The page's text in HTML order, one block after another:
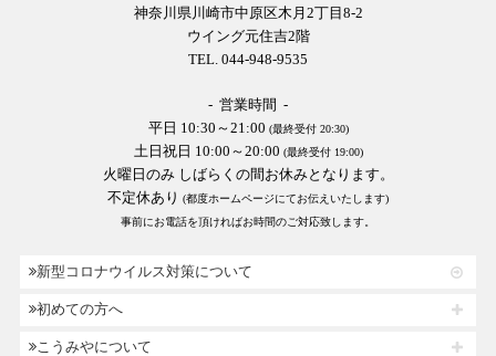
神奈川県川崎市中原区木月2丁目8-2
ウイング元住吉2階
TEL. 044-948-9535
- 営業時間 -
平日 10:30～21:00 (最終受付 20:30)
土日祝日 10:00～20:00 (最終受付 19:00)
火曜日のみ しばらくの間お休みとなります。
不定休あり (都度ホームページにてお伝えいたします)
事前にお電話を頂ければお時間のご対応致します。
新型コロナウイルス対策について
初めての方へ
こうみやについて